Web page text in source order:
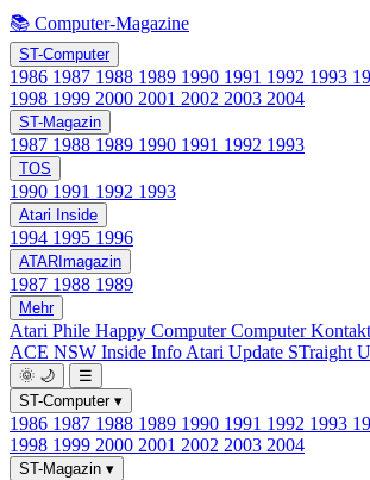
📚 Computer-Magazine
ST-Computer
1986 1987 1988 1989 1990 1991 1992 1993
1998 1999 2000 2001 2002 2003 2004
ST-Magazin
1987 1988 1989 1990 1991 1992 1993
TOS
1990 1991 1992 1993
Atari Inside
1994 1995 1996
ATARImagazin
1987 1988 1989
Mehr
Atari Phile Happy ComputerComputer Kontakt
ACE NSW Inside Info Atari Update STraight
🌞 🌙
☰
ST-Computer ▾
1986 1987 1988 1989 1990 1991 1992 1993
1998 1999 2000 2001 2002 2003 2004
ST-Magazin ▾